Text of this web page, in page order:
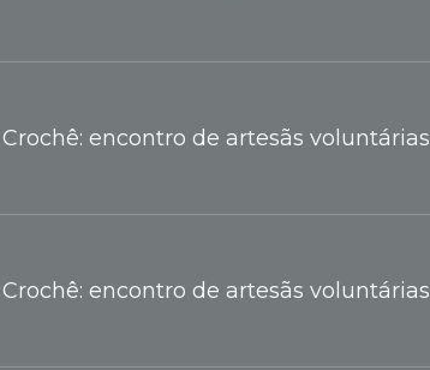
encontro de artesãs voluntárias
encontro de artesãs voluntárias